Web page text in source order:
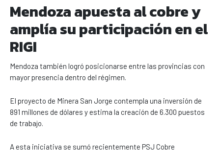
Mendoza apuesta al cobre y
amplía su participación en el
RIGI
Mendoza también logró posicionarse entre las provincias con
mayor presencia dentro del régimen.
El proyecto de Minera San Jorge contempla una inversión de
891 millones de dólares y estima la creación de 6.300 puestos
de trabajo.
A esta iniciativa se sumó recientemente PSJ Cobre